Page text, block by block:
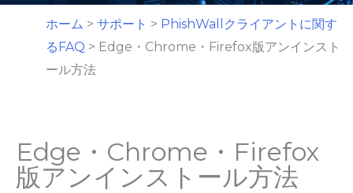
ホーム > サポート > PhishWallクライアントに関す
るFAQ > Edge・Chrome・Firefox版アンインスト
ール方法
Edge・Chrome・Firefox
版アンインストール方法